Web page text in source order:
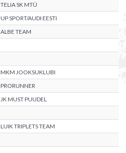
TELIA SK MTÜ
UP SPORT/AUDI EESTI
ALBE TEAM
MKM JOOKSUKLUBI
PRORUNNER
JK MUST PUUDEL
LUIK TRIPLETS TEAM